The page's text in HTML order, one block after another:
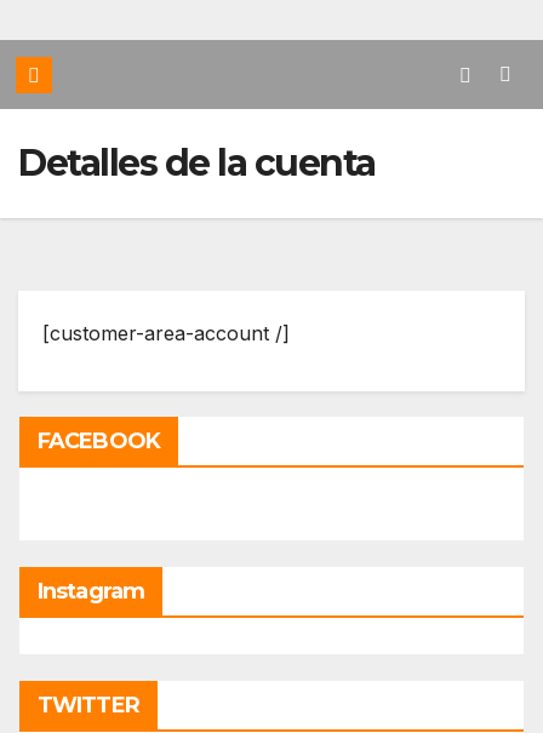
Detalles de la cuenta
[customer-area-account /]
FACEBOOK
Instagram
TWITTER